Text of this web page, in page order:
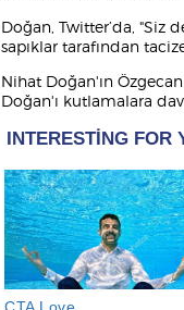
Doğan, Twitter’da, "Siz
sapıklar tarafından
Nihat Doğan'ın
Doğan'ı kutlamalara